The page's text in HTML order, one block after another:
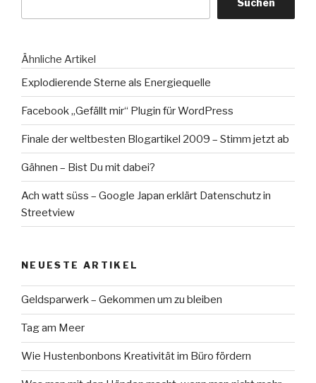
Ähnliche Artikel
Explodierende Sterne als Energiequelle
Facebook „Gefällt mir“ Plugin für WordPress
Finale der weltbesten Blogartikel 2009 – Stimm jetzt ab
Gähnen – Bist Du mit dabei?
Ach watt süss – Google Japan erklärt Datenschutz in
Streetview
NEUESTE ARTIKEL
Geldsparwerk – Gekommen um zu bleiben
Tag am Meer
Wie Hustenbonbons Kreativität im Büro fördern